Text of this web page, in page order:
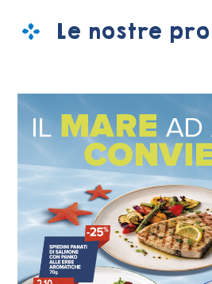
Le nostre